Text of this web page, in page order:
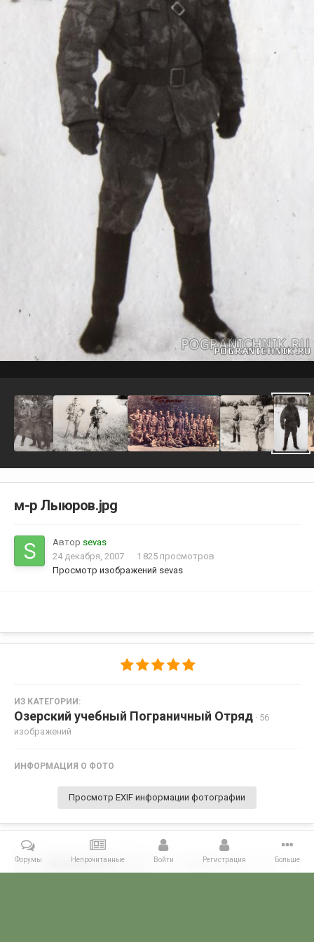
м-р Лыюров.jpg
Автор sevas
24 декабря, 2007
1 825 просмотров
Просмотр изображений sevas
ИЗ КАТЕГОРИИ:
Озерский учебный Пограничный Отряд · 56
изображений
ИНФОРМАЦИЯ О ФОТО
Просмотр EXIF информации фотографии
Поделиться Подписчики 0
Форумы Непрочитанные Войти Регистрация Больше